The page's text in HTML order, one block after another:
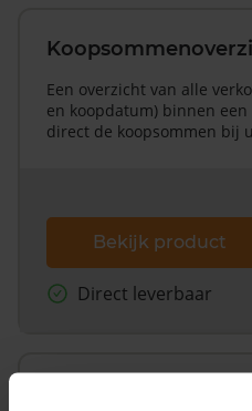
Een overzicht van alle
en koopdatum) binnen
direct de koopsommen bij
Bekijk product
Direct leverbaar